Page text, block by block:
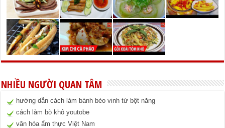
NHIỀU NGƯỜI QUAN TÂM
hướng dẫn cách làm bánh bèo vinh từ bột năng
cách làm bò khô youtobe
văn hóa ẩm thực Việt Nam